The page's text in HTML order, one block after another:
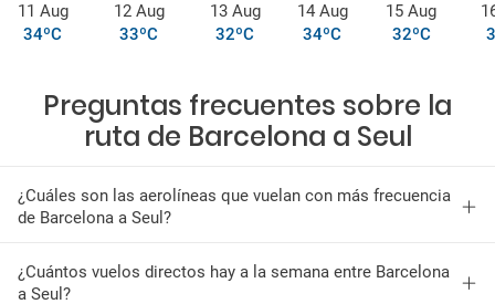
11 Aug
34ºC
12 Aug
33ºC
13 Aug
32ºC
14 Aug
34ºC
15 Aug
32ºC
Preguntas frecuentes sobre la
ruta de Barcelona a Seul
¿Cuáles son las aerolíneas que vuelan con más frecuencia
de Barcelona a Seul?
¿Cuántos vuelos directos hay a la semana entre Barcelona
a Seul?